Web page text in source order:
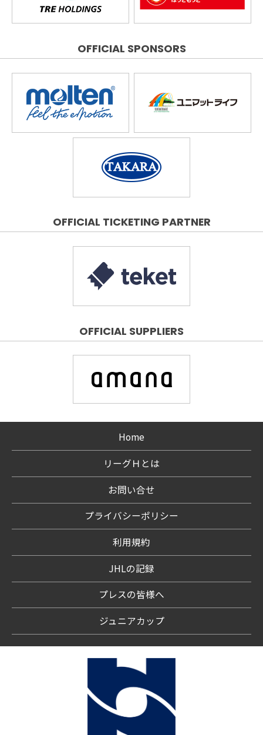
OFFICIAL SPONSORS
OFFICIAL TICKETING PARTNER
OFFICIAL SUPPLIERS
Home
リーグＨとは
お問い合せ
プライバシーポリシー
利用規約
JHLの記録
プレスの皆様へ
ジュニアカップ